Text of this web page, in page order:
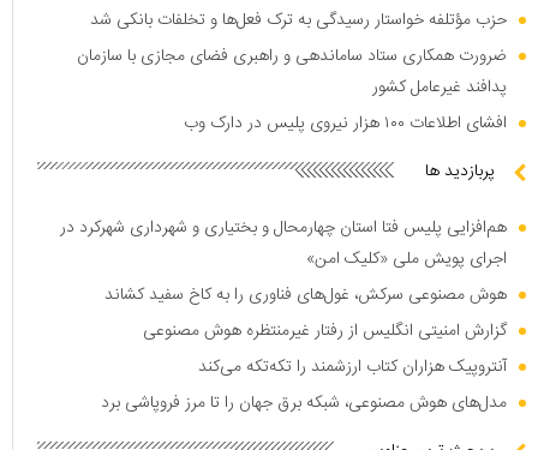
حزب مؤتلفه خواستار رسیدگی به ترک فعل‌ها و تخلفات بانکی شد
ضرورت همکاری ستاد ساماندهی و راهبری فضای مجازی با سازمان
پدافند غیرعامل کشور
افشای اطلاعات ۱۰۰ هزار نیروی پلیس در دارک وب
پربازدید ها
هم‌افزایی پلیس فتا استان چهارمحال و بختیاری و شهرداری شهرکرد در
اجرای پویش ملی «کلیک امن»
هوش مصنوعی سرکش، غول‌های فناوری را به کاخ سفید کشاند
گزارش امنیتی انگلیس از رفتار غیرمنتظره هوش مصنوعی
آنتروپیک هزاران کتاب ارزشمند را تکه‌تکه می‌کند
مدل‌های هوش مصنوعی، شبکه برق جهان را تا مرز فروپاشی برد